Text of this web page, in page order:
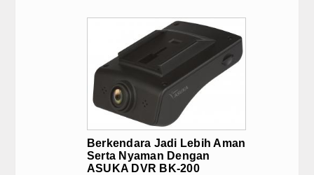
Home Audio & Visual
Berkendara Jadi Lebih Aman
Serta Nyaman Dengan
ASUKA DVR BK-200